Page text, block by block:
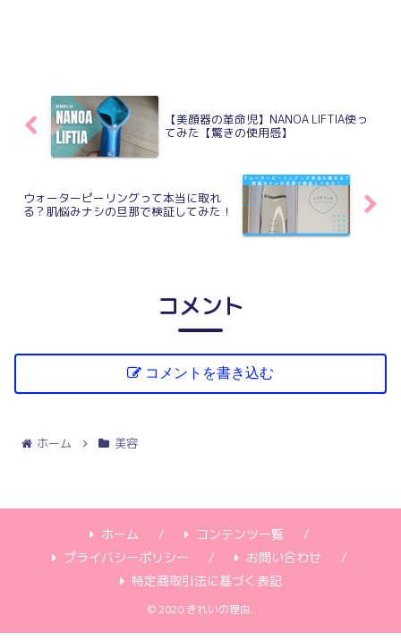
【美顔器の革命児】NANOA LIFTIA使っ
てみた【驚きの使用感】
ウォーターピーリングって本当に取れ
る？肌悩みナシの旦那で検証してみた！
コメント
コメントを書き込む
ホーム 美容
ホーム
コンテンツ一覧
プライバシーポリシー
お問い合わせ
特定商取引法に基づく表記
© 2020 きれいの理由.